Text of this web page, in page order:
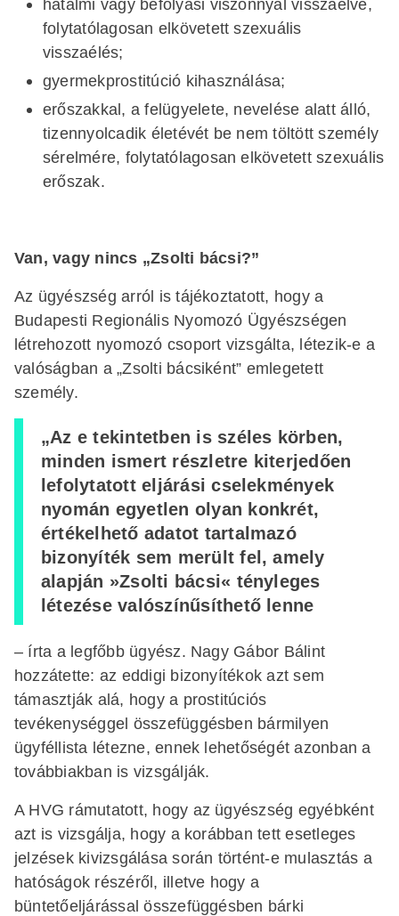
hatalmi vagy befolyási viszonnyal visszaélve,
folytatólagosan elkövetett szexuális
visszaélés;
gyermekprostitúció kihasználása;
erőszakkal, a felügyelete, nevelése alatt álló,
tizennyolcadik életévét be nem töltött személy
sérelmére, folytatólagosan elkövetett szexuális
erőszak.
Van, vagy nincs „Zsolti bácsi?”
Az ügyészség arról is tájékoztatott, hogy a
Budapesti Regionális Nyomozó Ügyészségen
létrehozott nyomozó csoport vizsgálta, létezik-e a
valóságban a „Zsolti bácsiként” emlegetett
személy.
„Az e tekintetben is széles körben,
minden ismert részletre kiterjedően
lefolytatott eljárási cselekmények
nyomán egyetlen olyan konkrét,
értékelhető adatot tartalmazó
bizonyíték sem merült fel, amely
alapján »Zsolti bácsi« tényleges
létezése valószínűsíthető lenne
– írta a legfőbb ügyész. Nagy Gábor Bálint
hozzátette: az eddigi bizonyítékok azt sem
támasztják alá, hogy a prostitúciós
tevékenységgel összefüggésben bármilyen
ügyféllista létezne, ennek lehetőségét azonban a
továbbiakban is vizsgálják.
A HVG rámutatott, hogy az ügyészség egyébként
azt is vizsgálja, hogy a korábban tett esetleges
jelzések kivizsgálása során történt-e mulasztás a
hatóságok részéről, illetve hogy a
büntetőeljárással összefüggésben bárki